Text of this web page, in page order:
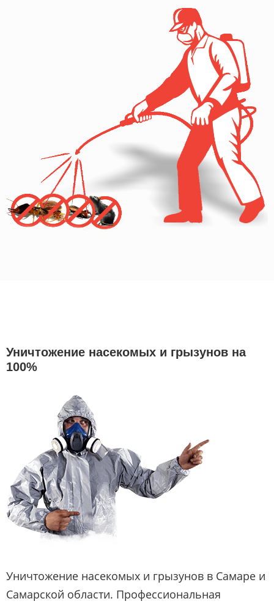
Уничтожение насекомых и грызунов на
100%
Уничтожение насекомых и грызунов в Самаре и
Самарской области. Профессиональная